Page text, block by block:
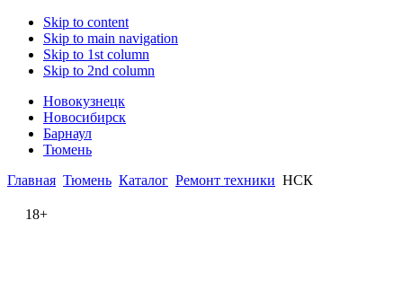
Skip to content
Skip to main navigation
Skip to 1st column
Skip to 2nd column
Новокузнецк
Новосибирск
Барнаул
Тюмень
Главная Тюмень Каталог Ремонт техники НСК
18+